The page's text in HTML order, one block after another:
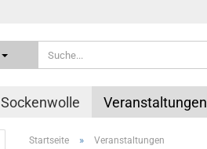
Sockenwolle Veranstaltungen
Startseite » Veranstaltungen